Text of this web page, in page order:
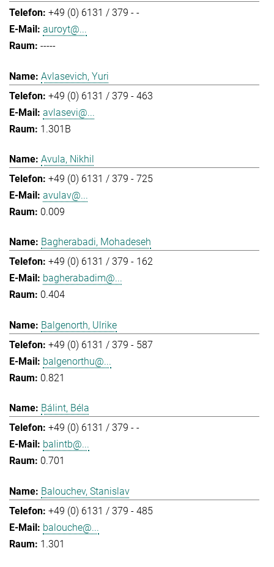
+49 (0) 6131 / 379 - -
auroyt@...
-----
Avlasevich, Yuri
+49 (0) 6131 / 379 - 463
avlasevi@...
1.301B
Avula, Nikhil
+49 (0) 6131 / 379 - 725
avulav@...
0.009
Bagherabadi, Mohadeseh
+49 (0) 6131 / 379 - 162
bagherabadim@...
0.404
Balgenorth, Ulrike
+49 (0) 6131 / 379 - 587
balgenorthu@...
0.821
Bálint, Béla
+49 (0) 6131 / 379 - -
balintb@...
0.701
Balouchev, Stanislav
+49 (0) 6131 / 379 - 485
balouche@...
1.301